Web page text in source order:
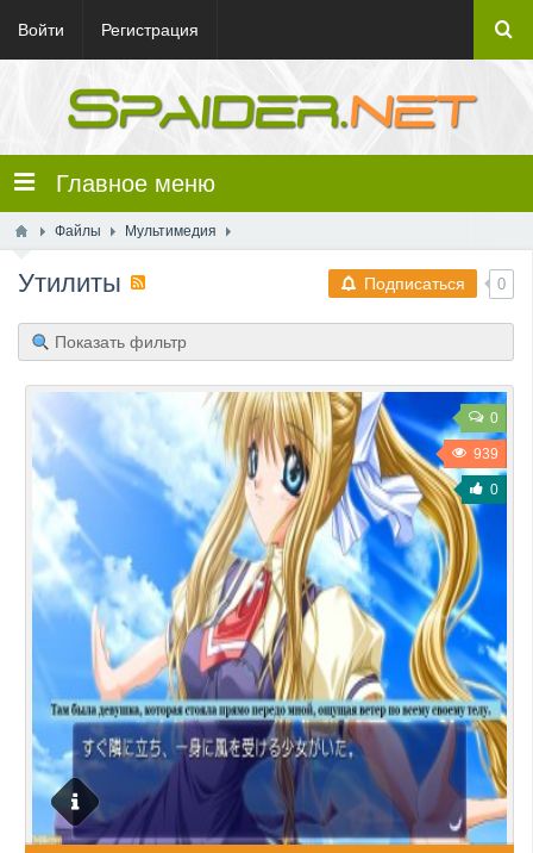
Войти Регистрация
Главное меню
Файлы Мультимедия
Подписаться 0
Утилиты
Показать фильтр
0
939
0